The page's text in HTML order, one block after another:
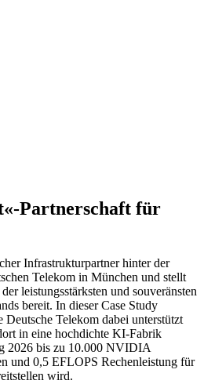
Partnerschaft für
Infrastrukturpartner hinter der
Telekom in München und stellt
leistungsstärksten und souveränsten
bereit. In dieser Case Study
Deutsche Telekom dabei unterstützt
in eine hochdichte KI-Fabrik
2026 bis zu 10.000 NVIDIA
und 0,5 EFLOPS Rechenleistung für
wird.